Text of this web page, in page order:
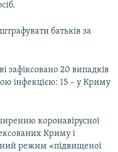
батьків за
зафіксовано 20 випадків
інфекцією: 15 – у Криму
коронавірусної
Криму і
режим «підвищеної